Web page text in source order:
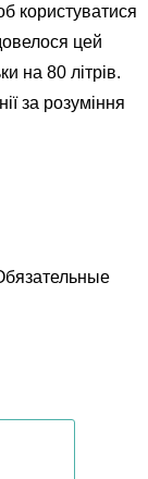
користуватися
цей
на 80 літрів.
за розуміння